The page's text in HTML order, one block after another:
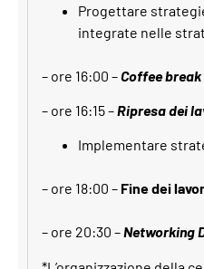
Progettare
integrate nelle
– ore 16:00 –Coffee break
– ore 16:15 –Ripresa dei
Implementare
– ore 18:00 – Fine dei
– ore 20:30 –Networking